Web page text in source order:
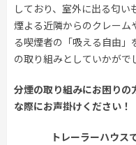
しており、室外に出る匂
煙よる近隣からのクレー
る喫煙者の「吸える自由
の取り組みとしていかがで
分煙の取り組みにお困り
な際にお声掛けください！
トレーラーハウス